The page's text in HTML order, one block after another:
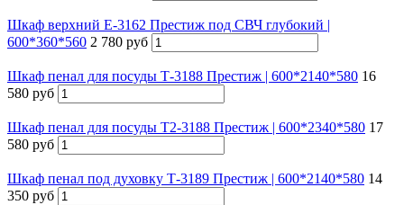
Шкаф верхний Е-3162 Престиж под СВЧ глубокий |
600*360*560 2 780 руб
Шкаф пенал для посуды Т-3188 Престиж | 600*2140*580 16
580 руб
Шкаф пенал для посуды Т2-3188 Престиж | 600*2340*580 17
580 руб
Шкаф пенал под духовку Т-3189 Престиж | 600*2140*580 14
350 руб